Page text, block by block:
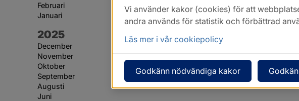
Februari
Januari
År:
2025
December
November
Oktober
September
Augusti
Juni
Vi använder kakor (cookies) för att
andra används för statistik och förbättrad
Läs mer i vår cookiepolicy
Godkänn nödvändiga kakor